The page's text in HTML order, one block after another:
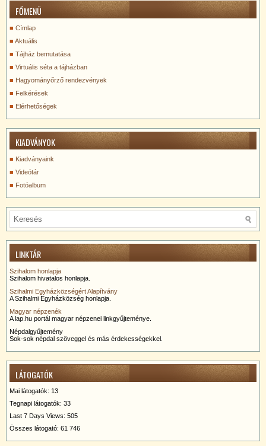
FŐMENÜ
Címlap
Aktuális
Tájház bemutatása
Virtuális séta a tájházban
Hagyományőrző rendezvények
Felkérések
Elérhetőségek
KIADVÁNYOK
Kiadványaink
Videótár
Fotóalbum
LINKTÁR
Szihalom honlapja
Szihalom hivatalos honlapja.
Szihalmi Egyházközségért Alapítvány
A Szihalmi Egyházközség honlapja.
Magyar népzenék
A lap.hu portál magyar népzenei linkgyűjteménye.
Népdalgyűjtemény
Sok-sok népdal szöveggel és más érdekességekkel.
LÁTOGATÓK
Mai látogatók: 13
Tegnapi látogatók: 33
Last 7 Days Views: 505
Összes látogató: 61 746